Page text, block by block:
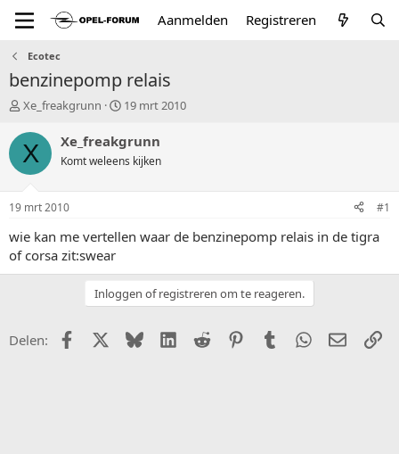
Aanmelden Registreren
Ecotec
benzinepomp relais
T
p
a
r
e
Xe_freakgrunn
S
a
r
t
u
19 mrt 2010
X Xe_freakgrunn
Komt weleens kijken
19 mrt 2010 #1
wie kan me vertellen waar de benzinepomp relais in de tigra
of corsa zit:swear
Inloggen of registreren om te reageren.
Delen: FacebookX (Twitter)
BlueskyLinkedIn
Reddit PinterestTumblr WhatsApp
E-mail